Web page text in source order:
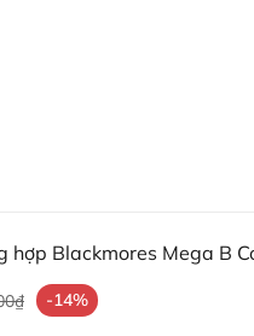
hợp Blackmores Mega B
-14%